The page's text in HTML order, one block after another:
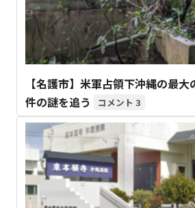
【名護市】米軍占領下沖縄の最
件の謎を追う
3